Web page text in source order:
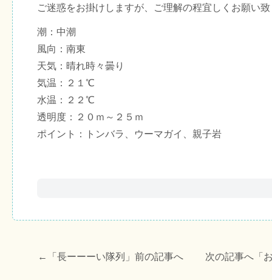
ご迷惑をお掛けしますが、ご理解の程宜しくお願い
潮：中潮
風向：南東
天気：晴れ時々曇り
気温：２１℃
水温：２２℃
透明度：２０ｍ～２５ｍ
ポイント：トンバラ、ウーマガイ、親子岩
←「 長ーーーい隊列 」前の記事へ 次の記事へ「